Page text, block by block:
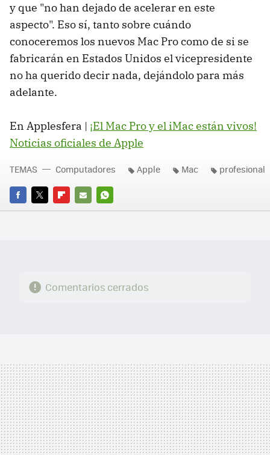
y que "no han dejado de acelerar en este
aspecto". Eso sí, tanto sobre cuándo
conoceremos los nuevos Mac Pro como de si se
fabricarán en Estados Unidos el vicepresidente
no ha querido decir nada, dejándolo para más
adelante.
En Applesfera | ¡El Mac Pro y el iMac están vivos!
Noticias oficiales de Apple
FACEBOOK
TWITTERFLIPBOARD
E-
WHATSAPP
TEMAS Computadores Apple Mac profesional
Comentarios cerrados